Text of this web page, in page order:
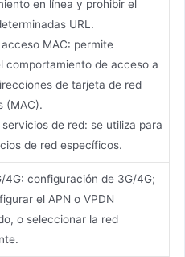
en línea y prohibir el
URL.
MAC: permite
comportamiento de acceso a
de tarjeta de red
(MAC).
de red: se utiliza para
de red específicos.
4G: configuración de 3G/4G;
el APN o VPDN
o seleccionar la red